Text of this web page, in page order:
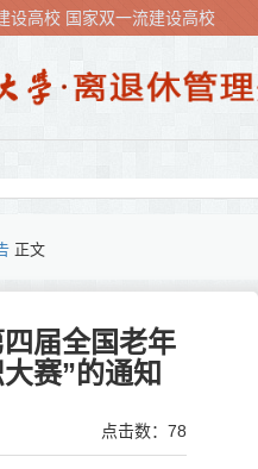
设高校 国家双一流建设高校
正文
届全国老年
赛”的通知
点击数：78